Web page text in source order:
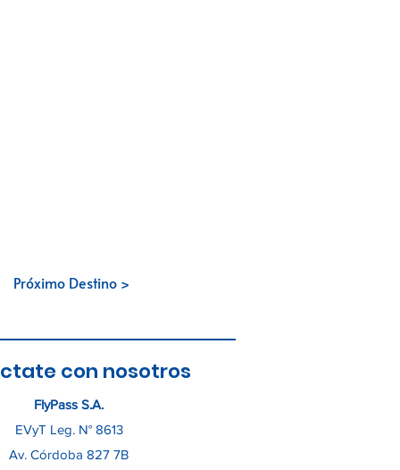
Próximo Destino >
con nosotros
FlyPass S.A.
EVyT Leg. N° 8613
Av. Córdoba 827 7B